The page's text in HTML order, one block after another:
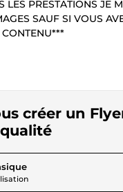
LES PRESTATIONS JE
SAUF SI VOUS
créer un
pour 57,62 $US